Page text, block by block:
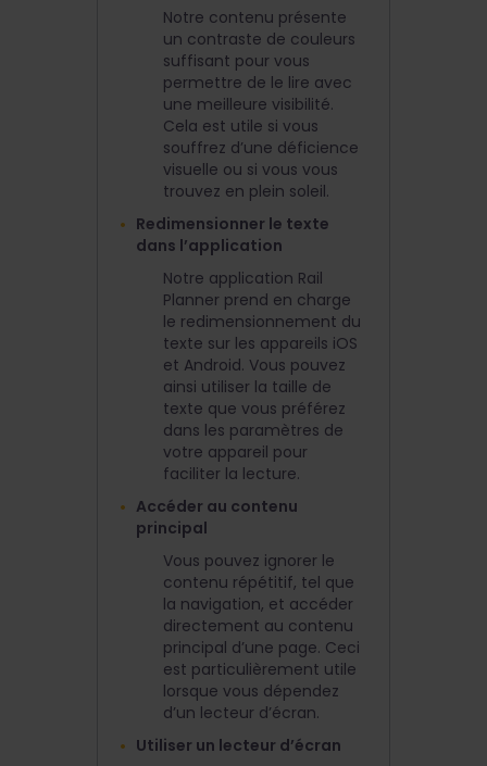
Notre contenu présente
un contraste de couleurs
suffisant pour vous
permettre de le lire avec
une meilleure visibilité.
Cela est utile si vous
souffrez d’une déficience
visuelle ou si vous vous
trouvez en plein soleil.
Redimensionner le texte
dans l’application
Notre application Rail
Planner prend en charge
le redimensionnement du
texte sur les appareils iOS
et Android. Vous pouvez
ainsi utiliser la taille de
texte que vous préférez
dans les paramètres de
votre appareil pour
faciliter la lecture.
Accéder au contenu
principal
Vous pouvez ignorer le
contenu répétitif, tel que
la navigation, et accéder
directement au contenu
principal d’une page. Ceci
est particulièrement utile
lorsque vous dépendez
d’un lecteur d’écran.
Utiliser un lecteur d’écran